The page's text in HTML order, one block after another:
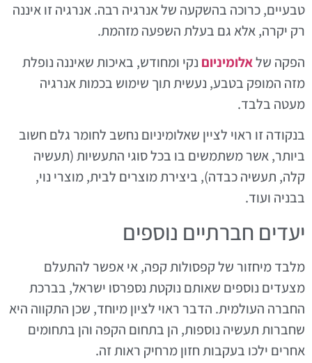
טבעיים, כרוכה בהשקעה של אנרגיה רבה. אנרגיה זו איננה
רק יקרה, אלא גם בעלת השפעה מזהמת.
הפקה שלאלומיניום נקי ומחודש, באיכות שאיננה נופלת
מזה המופק בטבע, נעשית תוך שימוש בכמות אנרגיה
מעטה בלבד.
בנקודה זו ראוי לציין שאלומיניום נחשב לחומר גלם חשוב
ביותר, אשר משתמשים בו בכל סוגי התעשיות (תעשיה
קלה, תעשיה כבדה), ביצירת מוצרים לבית, מוצרי נוי,
בבניה ועוד.
יעדים חברתיים נוספים
מלבד מיחזור של קפסולות קפה, אי אפשר להתעלם
מצעדים נוספים שאותם נוקטת נספרסו ישראל, בברכת
החברה העולמית. הדבר ראוי לציון מיוחד, שכן התקווה היא
שחברות תעשיה נוספות, הן בתחום הקפה והן בתחומים
אחרים ילכו בעקבות חזון מרחיק ראות זה.